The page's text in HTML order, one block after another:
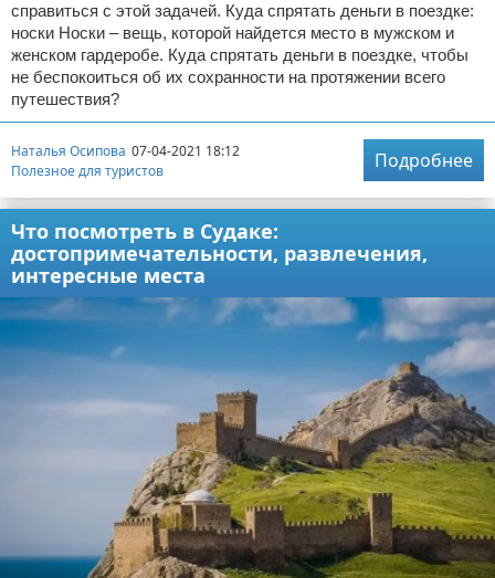
справиться с этой задачей. Куда спрятать деньги в поездке:
носки Носки – вещь, которой найдется место в мужском и
женском гардеробе. Куда спрятать деньги в поездке, чтобы
не беспокоиться об их сохранности на протяжении всего
путешествия?
Наталья Осипова 07-04-2021 18:12
Полезное для туристов
Подробнее
Что посмотреть в Судаке:
достопримечательности, развлечения,
интересные места